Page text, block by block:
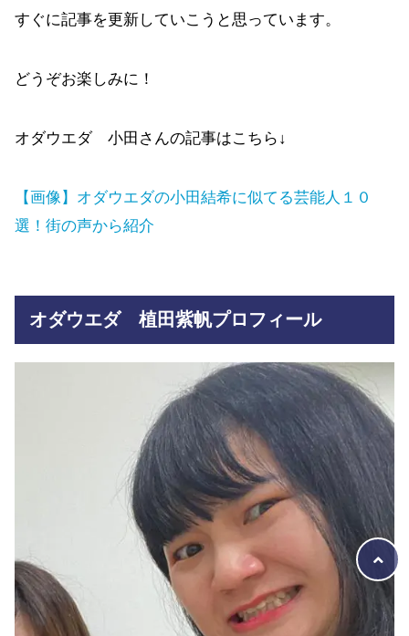
すぐに記事を更新していこうと思っています。
どうぞお楽しみに！
オダウエダ 小田さんの記事はこちら↓
【画像】オダウエダの小田結希に似てる芸能人１０
選！街の声から紹介
オダウエダ 植田紫帆プロフィール